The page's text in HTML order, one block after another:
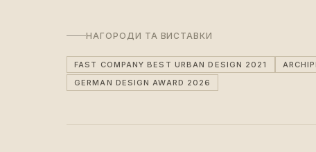
НАГОРОДИ ТА ВИСТАВКИ
FAST COMPANY BEST URBAN DESIGN 2021
GERMAN DESIGN AWARD 2026